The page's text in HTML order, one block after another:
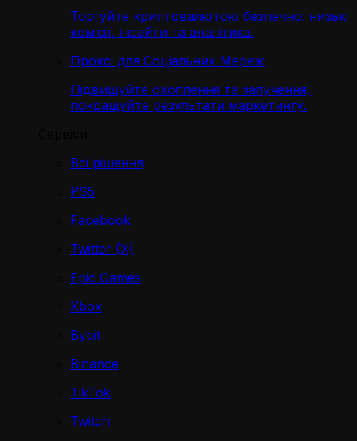
Торгуйте криптовалютою безпечно: низькі
комісії, інсайти та аналітика.
Проксі для Соціальних Мереж
Підвищуйте охоплення та залучення,
покращуйте результати маркетингу.
Всі рішення
PS5
Facebook
Twitter (X)
Epic Games
Xbox
Bybit
Binance
TikTok
Twitch